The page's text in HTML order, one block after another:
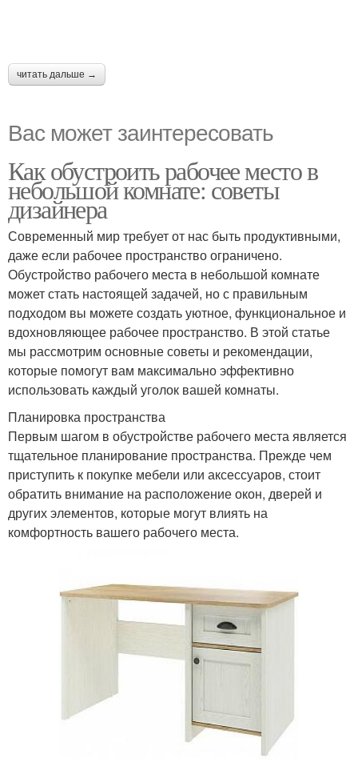
читать дальше →
Вас может заинтересовать
Как обустроить рабочее место в
небольшой комнате: советы
дизайнера
Современный мир требует от нас быть продуктивными,
даже если рабочее пространство ограничено.
Обустройство рабочего места в небольшой комнате
может стать настоящей задачей, но с правильным
подходом вы можете создать уютное, функциональное и
вдохновляющее рабочее пространство. В этой статье
мы рассмотрим основные советы и рекомендации,
которые помогут вам максимально эффективно
использовать каждый уголок вашей комнаты.
Планировка пространства
Первым шагом в обустройстве рабочего места является
тщательное планирование пространства. Прежде чем
приступить к покупке мебели или аксессуаров, стоит
обратить внимание на расположение окон, дверей и
других элементов, которые могут влиять на
комфортность вашего рабочего места.